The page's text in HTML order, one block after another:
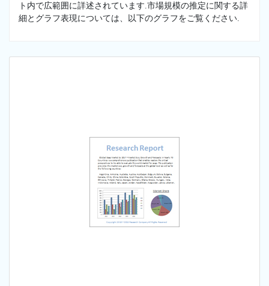
ト内で広範囲に詳述されています.市場規模の推定に関する詳
細とグラフ表現については、以下のグラフをご覧ください.